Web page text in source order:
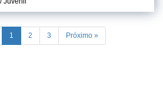
1 2 3 Próximo »